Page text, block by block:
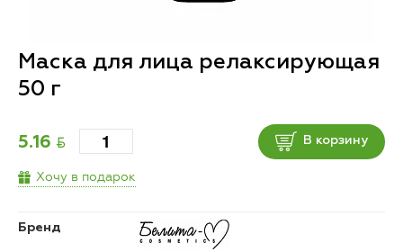
Маска для лица релаксирующая
50 г
5.16 BYN В корзину
Хочу в подарок
Бренд